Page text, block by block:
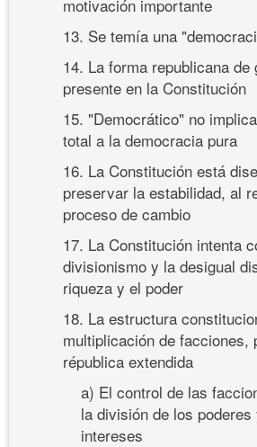
motivación importante
13. Se temía una
14. La forma republicana de
presente en la Constitución
15. "Democrático" no
total a la democracia pura
16. La Constitución está
preservar la estabilidad, al
proceso de cambio
17. La Constitución intenta
divisionismo y la desigual
riqueza y el poder
18. La estructura
multiplicación de facciones,
républica extendida
a) El control de las
la división de los poderes
intereses